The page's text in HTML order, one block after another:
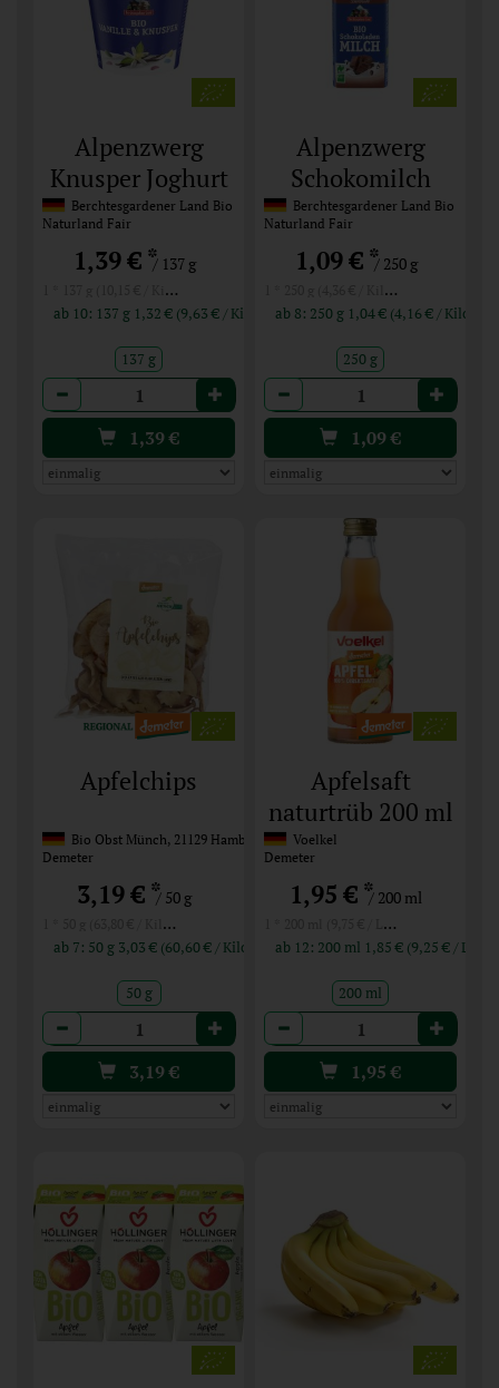
Alpenzwerg
Knusper Joghurt
Schokolinsen
Berchtesgardener Land Bio
Naturland Fair
1,39 €*/ 137 g
1 * 137 g (10,15 € / Kilogramm)
ab 10: 137 g 1,32 € (9,63 € / Kilogramm)
137 g
Anzahl
1,39€
Alpenzwerg
Schokomilch
Berchtesgardener Land Bio
Naturland Fair
1,09 €*/ 250 g
1 * 250 g (4,36 € / Kilogramm)
ab 8: 250 g 1,04 € (4,16 € /
250 g
Anzahl
1,09€
Apfelchips
Bio Obst Münch, 21129 Hamburg
Demeter
3,19 € *
/ 50 g
1 * 50 g (63,80 € / Kilogramm)
ab 7: 50 g 3,03 € (60,60 € / Kilogramm)
50 g
Anzahl
3,19€
Apfelsaft
naturtrüb 200 ml
Voelkel
Demeter
1,95 € *
/ 200 ml
1 * 200 ml (9,75 € / Liter)
ab 12: 200 ml 1,85 € (9,25 € / Liter)
200 ml
Anzahl
1,95€